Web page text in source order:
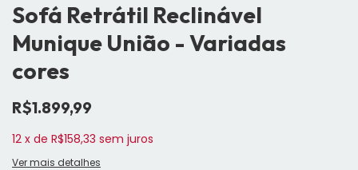
Sofá Retrátil Reclinável
Munique União - Variadas
cores
R$1.899,99
12 x de R$158,33 sem juros
Ver mais detalhes